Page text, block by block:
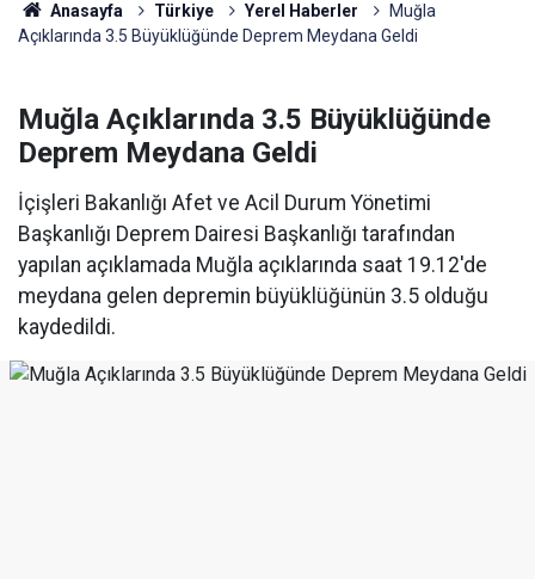
Anasayfa Türkiye Yerel Haberler
Muğla
Açıklarında 3.5 Büyüklüğünde Deprem Meydana Geldi
Muğla Açıklarında 3.5 Büyüklüğünde
Deprem Meydana Geldi
İçişleri Bakanlığı Afet ve Acil Durum Yönetimi
Başkanlığı Deprem Dairesi Başkanlığı tarafından
yapılan açıklamada Muğla açıklarında saat 19.12'de
meydana gelen depremin büyüklüğünün 3.5 olduğu
kaydedildi.